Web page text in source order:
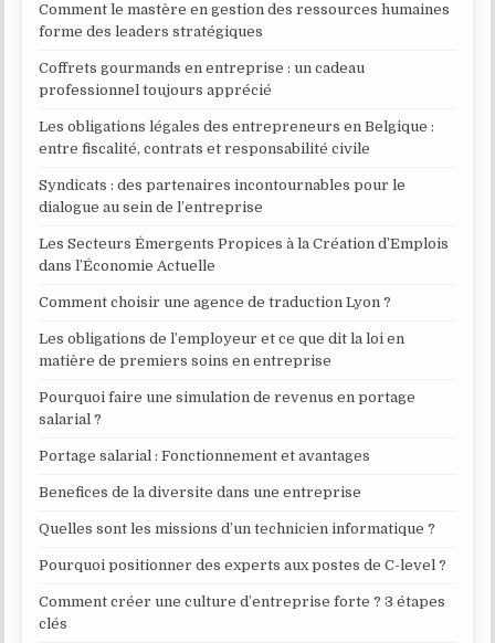
Comment le mastère en gestion des ressources humaines
forme des leaders stratégiques
Coffrets gourmands en entreprise : un cadeau
professionnel toujours apprécié
Les obligations légales des entrepreneurs en Belgique :
entre fiscalité, contrats et responsabilité civile
Syndicats : des partenaires incontournables pour le
dialogue au sein de l’entreprise
Les Secteurs Émergents Propices à la Création d’Emplois
dans l’Économie Actuelle
Comment choisir une agence de traduction Lyon ?
Les obligations de l’employeur et ce que dit la loi en
matière de premiers soins en entreprise
Pourquoi faire une simulation de revenus en portage
salarial ?
Portage salarial : Fonctionnement et avantages
Benefices de la diversite dans une entreprise
Quelles sont les missions d’un technicien informatique ?
Pourquoi positionner des experts aux postes de C-level ?
Comment créer une culture d’entreprise forte ? 3 étapes
clés